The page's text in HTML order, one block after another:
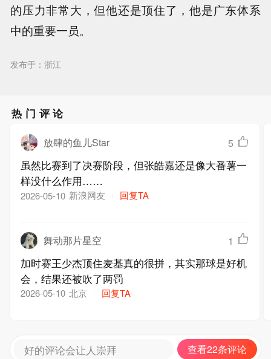
的压力非常大，但他还是顶住了，他是广东体系
中的重要一员。
发布于：浙江
热门评论
放肆的鱼儿Star 5
虽然比赛到了决赛阶段，但张皓嘉还是像大番薯一
样没什么作用……
2026-05-10 新浪网友 回复TA
舞动那片星空 1
加时赛王少杰顶住麦基真的很拼，其实那球是好机
会，结果还被吹了两罚
2026-05-10 北京 回复TA
好的评论会让人崇拜 查看22条评论